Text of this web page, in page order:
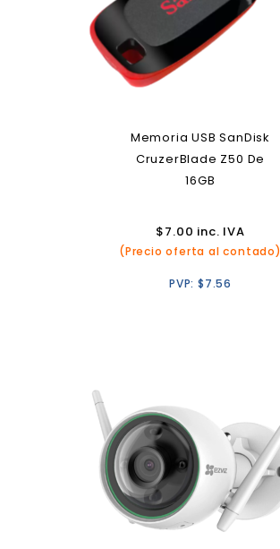
Memoria USB SanDisk
CruzerBlade Z50 De
16GB
$7.00 inc. IVA
(Precio oferta al contado)
PVP: $7.56